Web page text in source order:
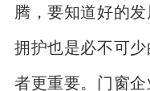
腾，要知道好的
拥护也是必不可
者更重要。门窗